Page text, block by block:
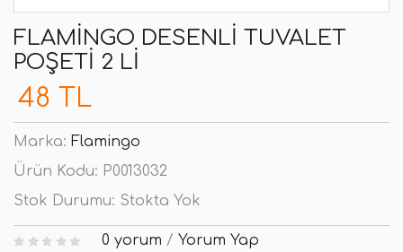
FLAMINGO DESENLI TUVALET
POŞETI 2 LI
48 TL
Marka: Flamingo
Ürün Kodu: P0013032
Stok Durumu: Stokta Yok
0 yorum / Yorum Yap